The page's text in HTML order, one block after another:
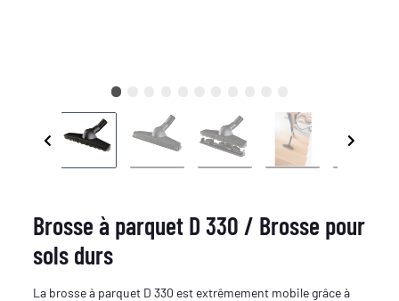
Brosse à parquet D 330 / Brosse pour
sols durs
La brosse à parquet D 330 est extrêmement mobile grâce à